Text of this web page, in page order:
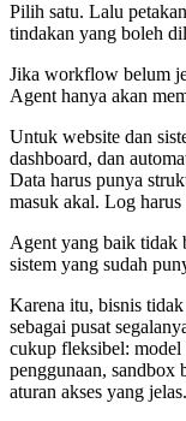
Pilih satu. Lalu
tindakan yang boleh
Jika workflow belum
Agent hanya akan
Untuk website dan
dashboard, dan
Data harus punya
masuk akal. Log
Agent yang baik tidak
sistem yang sudah
Karena itu, bisnis
sebagai pusat
cukup fleksibel: model
penggunaan, sandbox
aturan akses yang jelas.